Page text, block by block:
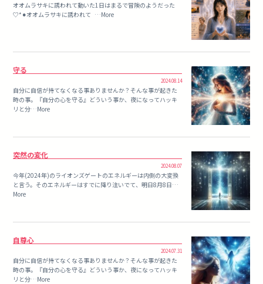
オオムラサキに誘われて動いた1日はまるで冒険のようだった
♡*⚫︎オオムラサキに誘われて …More
守る
2024.08.14
自分に自信が持てなくなる事ありませんか？そんな事が起きた
時の事。『自分の心を守る』どういう事か、夜になってハッキ
リと分…More
突然の変化
2024.08.07
今年(2024年)のライオンズゲートのエネルギーは内側の大変換
と言う。そのエネルギーはすでに降り注いでて、明日8月8日…
More
自尊心
2024.07.31
自分に自信が持てなくなる事ありませんか？そんな事が起きた
時の事。『自分の心を守る』どういう事か、夜になってハッキ
リと分…More